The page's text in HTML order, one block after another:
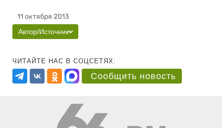
11 октября 2013
Автор/Источник
ЧИТАЙТЕ НАС В СОЦСЕТЯХ:
Сообщить новость